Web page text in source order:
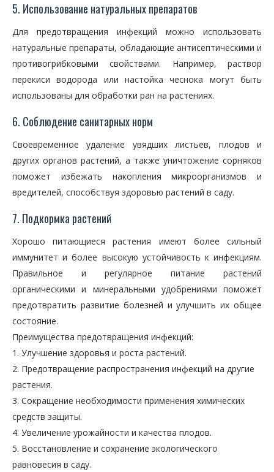
5. Использование натуральных препаратов
Для предотвращения инфекций можно использовать
натуральные препараты, обладающие антисептическими и
противогрибковыми свойствами. Например, раствор
перекиси водорода или настойка чеснока могут быть
использованы для обработки ран на растениях.
6. Соблюдение санитарных норм
Своевременное удаление увядших листьев, плодов и
других органов растений, а также уничтожение сорняков
поможет избежать накопления микроорганизмов и
вредителей, способствуя здоровью растений в саду.
7. Подкормка растений
Хорошо питающиеся растения имеют более сильный
иммунитет и более высокую устойчивость к инфекциям.
Правильное и регулярное питание растений
органическими и минеральными удобрениями поможет
предотвратить развитие болезней и улучшить их общее
состояние.
Преимущества предотвращения инфекций:
1. Улучшение здоровья и роста растений.
2. Предотвращение распространения инфекций на другие
растения.
3. Сокращение необходимости применения химических
средств защиты.
4. Увеличение урожайности и качества плодов.
5. Восстановление и сохранение экологического
равновесия в саду.